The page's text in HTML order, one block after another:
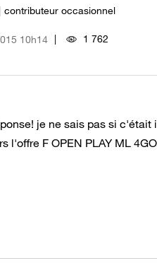
contributeur occasionnel
10h14 1 762
je ne sais pas si
l'offre F OPEN PLAY ML